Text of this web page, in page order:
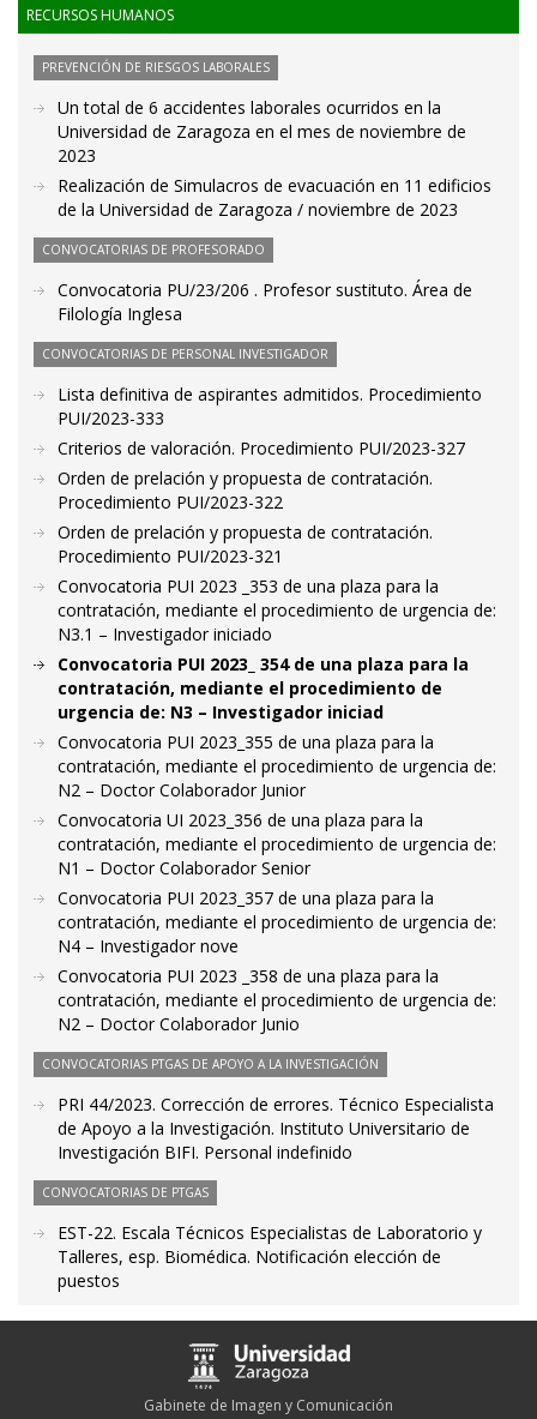
RECURSOS HUMANOS
PREVENCIÓN DE RIESGOS LABORALES
Un total de 6 accidentes laborales ocurridos en la
Universidad de Zaragoza en el mes de noviembre de
2023
Realización de Simulacros de evacuación en 11 edificios
de la Universidad de Zaragoza / noviembre de 2023
CONVOCATORIAS DE PROFESORADO
Convocatoria PU/23/206 . Profesor sustituto. Área de
Filología Inglesa
CONVOCATORIAS DE PERSONAL INVESTIGADOR
Lista definitiva de aspirantes admitidos. Procedimiento
PUI/2023-333
Criterios de valoración. Procedimiento PUI/2023-327
Orden de prelación y propuesta de contratación.
Procedimiento PUI/2023-322
Orden de prelación y propuesta de contratación.
Procedimiento PUI/2023-321
Convocatoria PUI 2023 _353 de una plaza para la
contratación, mediante el procedimiento de urgencia de:
N3.1 – Investigador iniciado
Convocatoria PUI 2023_ 354 de una plaza para la
contratación, mediante el procedimiento de
urgencia de: N3 – Investigador iniciad
Convocatoria PUI 2023_355 de una plaza para la
contratación, mediante el procedimiento de urgencia de:
N2 – Doctor Colaborador Junior
Convocatoria UI 2023_356 de una plaza para la
contratación, mediante el procedimiento de urgencia de:
N1 – Doctor Colaborador Senior
Convocatoria PUI 2023_357 de una plaza para la
contratación, mediante el procedimiento de urgencia de:
N4 – Investigador nove
Convocatoria PUI 2023 _358 de una plaza para la
contratación, mediante el procedimiento de urgencia de:
N2 – Doctor Colaborador Junio
CONVOCATORIAS PTGAS DE APOYO A LA INVESTIGACIÓN
PRI 44/2023. Corrección de errores. Técnico Especialista
de Apoyo a la Investigación. Instituto Universitario de
Investigación BIFI. Personal indefinido
CONVOCATORIAS DE PTGAS
EST-22. Escala Técnicos Especialistas de Laboratorio y
Talleres, esp. Biomédica. Notificación elección de
puestos
Gabinete de Imagen y Comunicación